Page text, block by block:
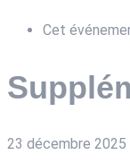
Cet
23 décembre 2025